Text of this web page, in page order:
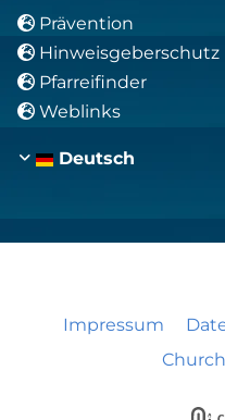
 Prävention
 Hinweisgeberschutz
 Pfarreifinder
 Weblinks
Deutsch
Impressum